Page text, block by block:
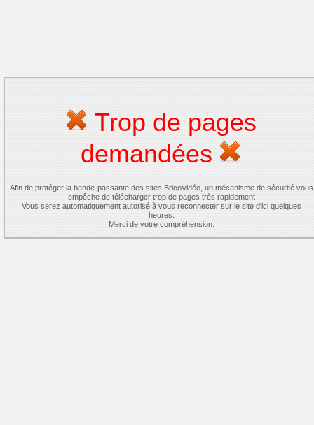
Trop de pages
demandées
Afin de protéger la bande-passante des sites BricoVidéo, un mécanisme de sécurité vous
empêche de télécharger trop de pages très rapidement
Vous serez automatiquement autorisé à vous reconnecter sur le site d'ici quelques
heures.
Merci de votre compréhension.